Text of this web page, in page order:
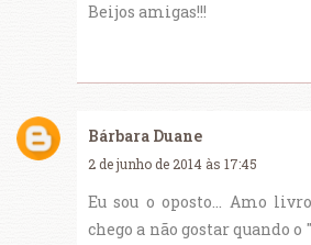
Beijos amigas!!!
Bárbara Duane
2 de junho de 2014 às 17:45
Eu sou o oposto... Amo
chego a não gostar quando